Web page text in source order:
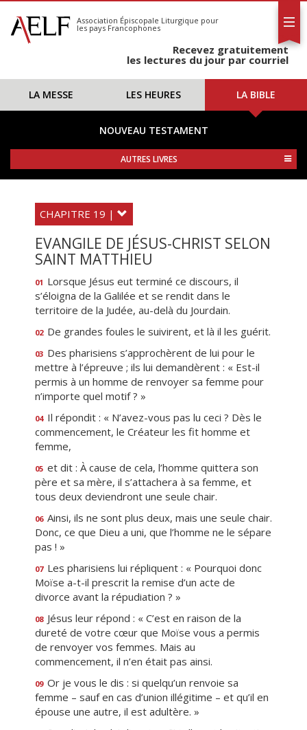
S'abonner
Calendrier
Association Épiscopale Liturgique pour
les pays Francophones
Recevez gratuitement
les lectures du jour par courriel
LA MESSE LES HEURES LA BIBLE
NOUVEAU TESTAMENT
AUTRES LIVRES
CHAPITRE 19 |
EVANGILE DE JÉSUS-CHRIST SELON
SAINT MATTHIEU
01 Lorsque Jésus eut terminé ce discours, il
s’éloigna de la Galilée et se rendit dans le
territoire de la Judée, au-delà du Jourdain.
02 De grandes foules le suivirent, et là il les guérit.
03 Des pharisiens s’approchèrent de lui pour le
mettre à l’épreuve ; ils lui demandèrent : « Est-il
permis à un homme de renvoyer sa femme pour
n’importe quel motif ? »
04 Il répondit : « N’avez-vous pas lu ceci ? Dès le
commencement, le Créateur les fit homme et
femme,
05 et dit : À cause de cela, l’homme quittera son
père et sa mère, il s’attachera à sa femme, et
tous deux deviendront une seule chair.
06 Ainsi, ils ne sont plus deux, mais une seule chair.
Donc, ce que Dieu a uni, que l’homme ne le sépare
pas ! »
07 Les pharisiens lui répliquent : « Pourquoi donc
Moïse a-t-il prescrit la remise d’un acte de
divorce avant la répudiation ? »
08 Jésus leur répond : « C’est en raison de la
dureté de votre cœur que Moïse vous a permis
de renvoyer vos femmes. Mais au
commencement, il n’en était pas ainsi.
09 Or je vous le dis : si quelqu’un renvoie sa
femme – sauf en cas d’union illégitime – et qu’il en
épouse une autre, il est adultère. »